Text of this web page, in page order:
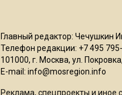
Главный редактор: Чечушкин
Телефон редакции: +7 495
101000, г. Москва, ул.
E-mail: info@mosregion.info
Реклама, спецпроекты и иное